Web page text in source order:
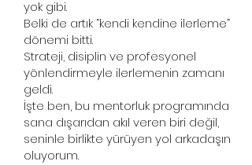
yok gibi.
Belki de artık “kendi kendine ilerleme”
dönemi bitti.
Strateji, disiplin ve profesyonel
yönlendirmeyle ilerlemenin zamanı
geldi.
İşte ben, bu mentorluk programında
sana dışarıdan akıl veren biri değil,
seninle birlikte yürüyen yol arkadaşın
oluyorum.